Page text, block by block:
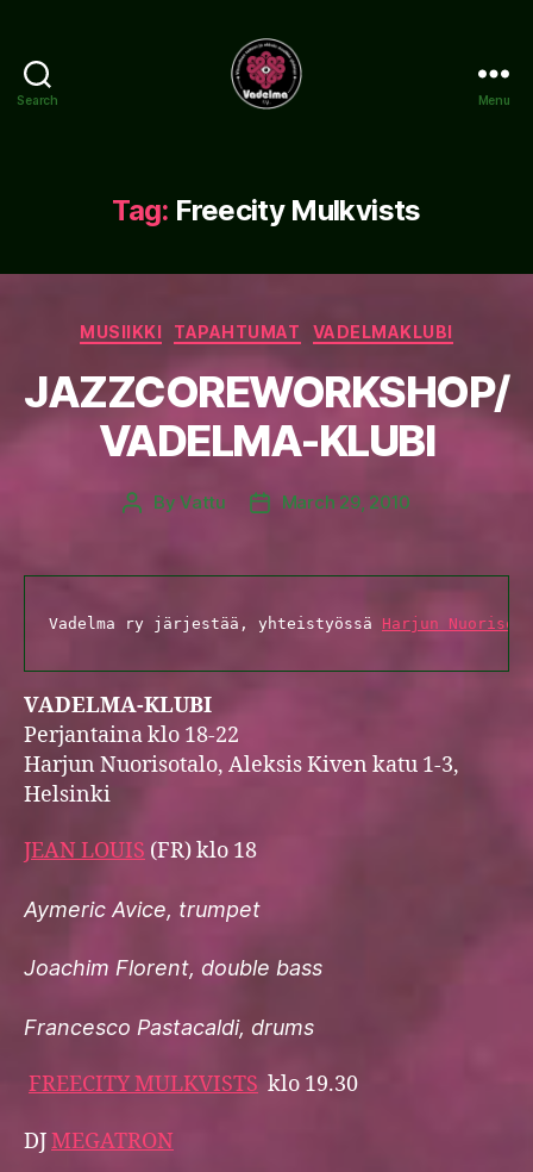
Search Menu
Tag: Freecity Mulkvists
Categories
MUSIIKKI TAPAHTUMAT VADELMAKLUBI
JAZZCOREWORKSHOP/
VADELMA-KLUBI
PostByVattu
PostMarch 29, 2010
Vadelma ry järjestää, yhteistyössä Harjun
VADELMA-KLUBI
Perjantaina klo 18-22
Harjun Nuorisotalo, Aleksis Kiven katu 1-3,
Helsinki
JEAN LOUIS (FR) klo 18
Aymeric Avice, trumpet
Joachim Florent, double bass
Francesco Pastacaldi, drums
FREECITY MULKVISTS klo 19.30
DJMEGATRON